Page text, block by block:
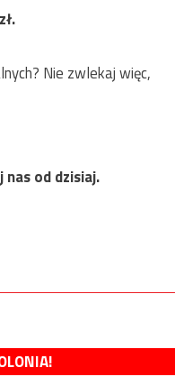
Nie zwlekaj więc,
od dzisiaj.